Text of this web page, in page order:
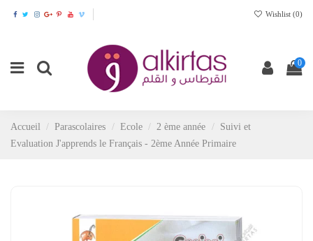
Wishlist (0)
0
Accueil Parascolaires Ecole 2 ème année
Suivi et
Evaluation J'apprends le Français - 2ème Année Primaire